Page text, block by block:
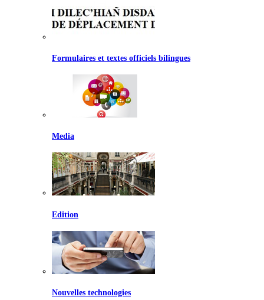
Formulaires et textes officiels bilingues
Media
Edition
Nouvelles technologies